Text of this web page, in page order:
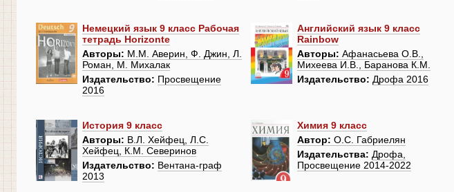
Немецкий язык 9 класс Рабочая
тетрадь Horizonte
Авторы: М.М. Аверин, Ф. Джин, Л.
Роман, М. Михалак
Издательство: Просвещение
2016
Английский язык 9 класс
Rainbow
Авторы: Афанасьева О.В.,
Михеева И.В., Баранова К.М.
Издательство: Дрофа 2016
История 9 класс
Авторы: В.Л. Хейфец, Л.С.
Хейфец, К.М. Северинов
Издательство: Вентана-граф
2013
Химия 9 класс
Автор: О.С. Габриелян
Издательства: Дрофа,
Просвещение 2014-2022